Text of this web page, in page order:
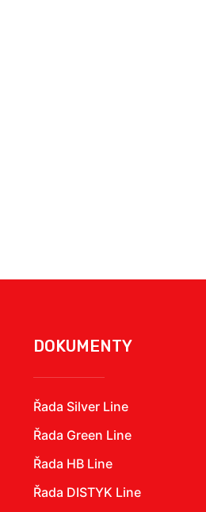
DOKUMENTY
Řada Silver Line
Řada Green Line
Řada HB Line
Řada DISTYK Line